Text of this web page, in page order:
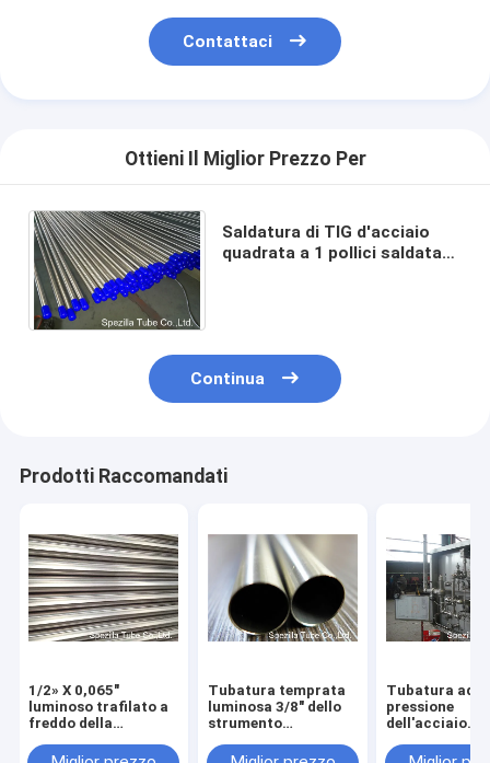
Contattaci
Ottieni Il Miglior Prezzo Per
Saldatura di TIG d'acciaio
quadrata a 1 pollici saldata
Continua
Prodotti Raccomandati
1/2» X 0,065"
luminoso trafilato a
freddo della
strumento
Tubatura temprata
luminosa 3/8" dello
strumento
inossidabile 304 X
Tubatura ad
pressione
dell'acciaio
senza